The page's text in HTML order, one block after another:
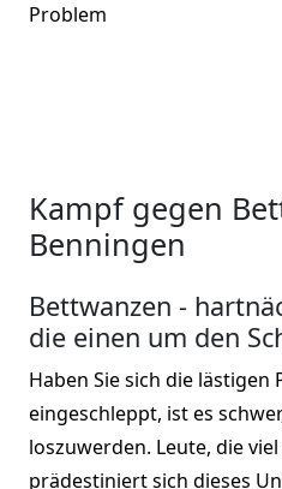
Problem
Kampf gegen
Benningen
Bettwanzen -
die einen um den
Haben Sie sich die
eingeschleppt, ist es
loszuwerden. Leute, die
prädestiniert sich dieses